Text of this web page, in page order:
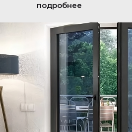
подробнее